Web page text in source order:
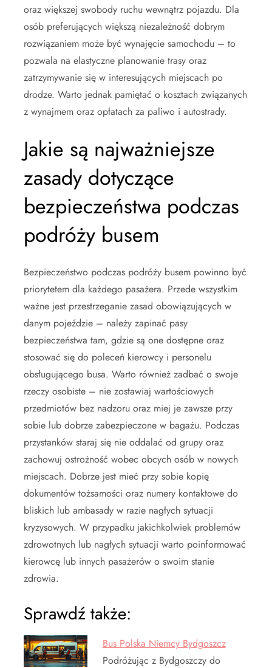
oraz większej swobody ruchu wewnątrz pojazdu. Dla
osób preferujących większą niezależność dobrym
rozwiązaniem może być wynajęcie samochodu – to
pozwala na elastyczne planowanie trasy oraz
zatrzymywanie się w interesujących miejscach po
drodze. Warto jednak pamiętać o kosztach związanych
z wynajmem oraz opłatach za paliwo i autostrady.
Jakie są najważniejsze
zasady dotyczące
bezpieczeństwa podczas
podróży busem
Bezpieczeństwo podczas podróży busem powinno być
priorytetem dla każdego pasażera. Przede wszystkim
ważne jest przestrzeganie zasad obowiązujących w
danym pojeździe – należy zapinać pasy
bezpieczeństwa tam, gdzie są one dostępne oraz
stosować się do poleceń kierowcy i personelu
obsługującego busa. Warto również zadbać o swoje
rzeczy osobiste – nie zostawiaj wartościowych
przedmiotów bez nadzoru oraz miej je zawsze przy
sobie lub dobrze zabezpieczone w bagażu. Podczas
przystanków staraj się nie oddalać od grupy oraz
zachowuj ostrożność wobec obcych osób w nowych
miejscach. Dobrze jest mieć przy sobie kopię
dokumentów tożsamości oraz numery kontaktowe do
bliskich lub ambasady w razie nagłych sytuacji
kryzysowych. W przypadku jakichkolwiek problemów
zdrowotnych lub nagłych sytuacji warto poinformować
kierowcę lub innych pasażerów o swoim stanie
zdrowia.
Sprawdź także:
Bus Polska Niemcy Bydgoszcz
Podróżując z Bydgoszczy do